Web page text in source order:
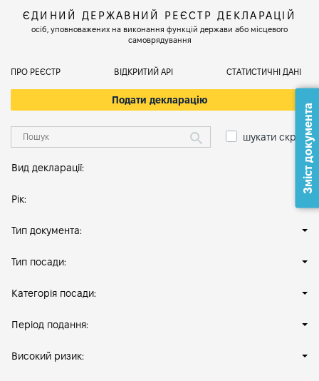
ЄДИНИЙ ДЕРЖАВНИЙ РЕЄСТР ДЕКЛАРАЦІЙ
осіб, уповноважених на виконання функцій держави або місцевого
самоврядування
ПРО РЕЄСТР ВІДКРИТИЙ АРІ СТАТИСТИЧНІ ДАНІ
Подати декларацію
шукати скрізь
Вид декларації:
Рік:
Тип документа:
Тип посади:
Категорія посади:
Період подання:
Високий ризик:
Зміст документа